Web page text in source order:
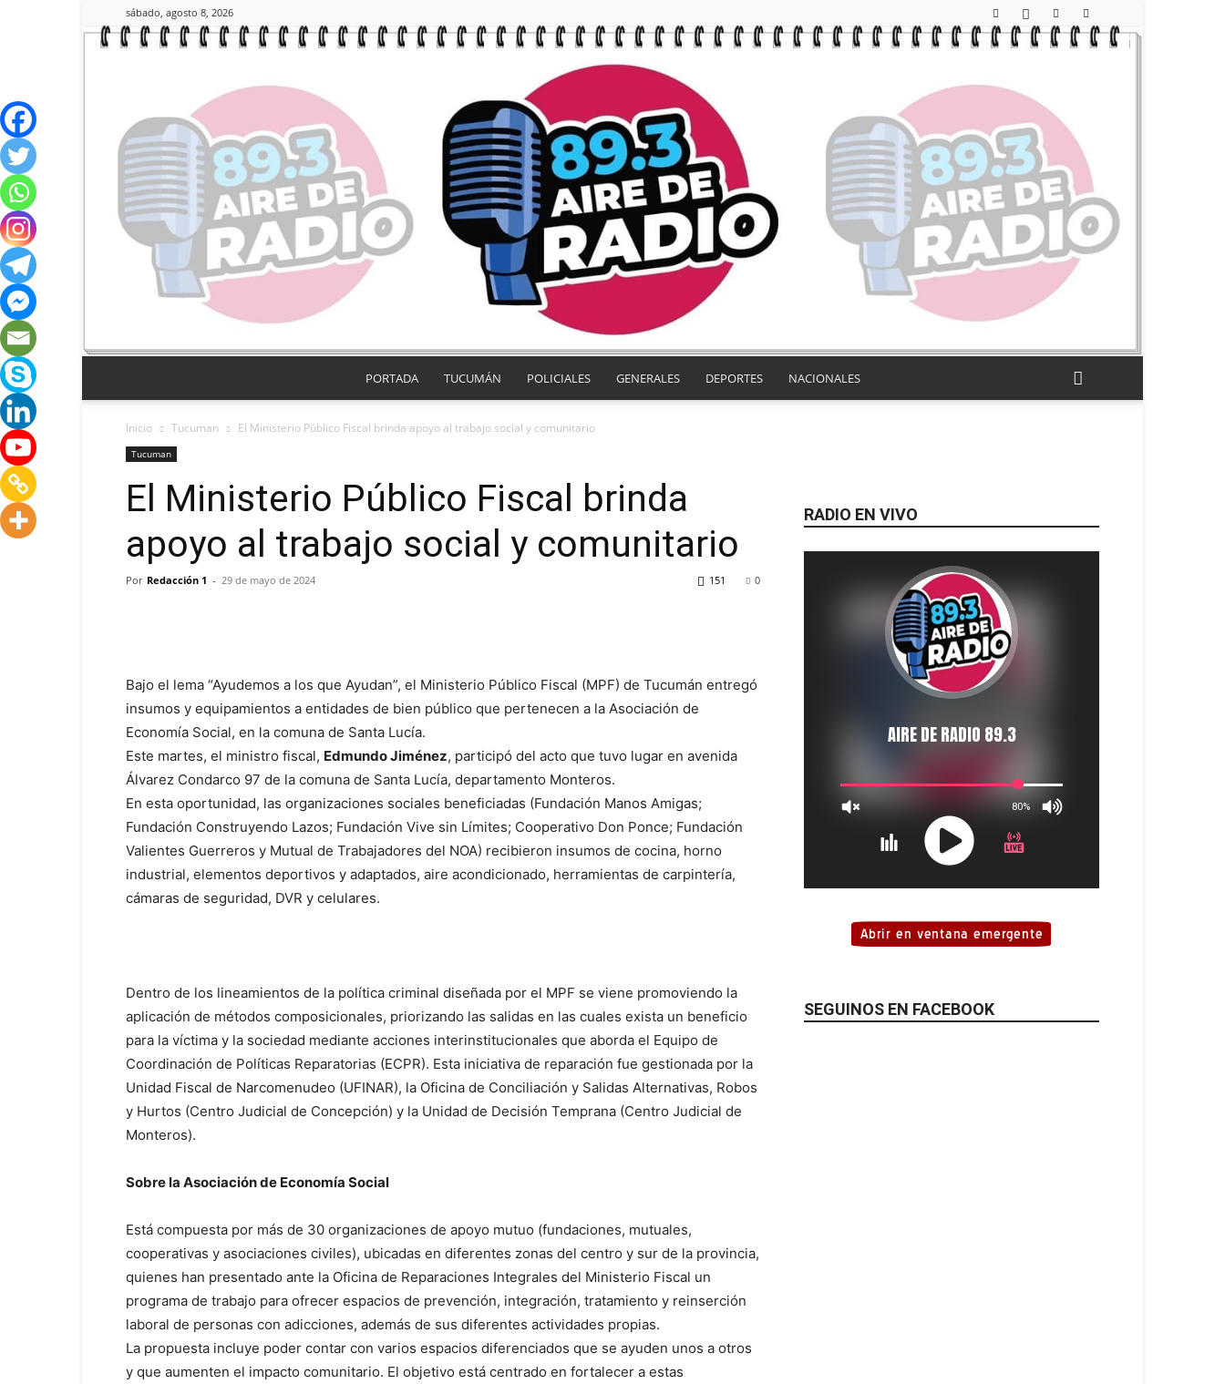
sábado, agosto 8, 2026
PORTADA TUCUMÁN POLICIALES GENERALES DEPORTES NACIONALES
Inicio Tucuman El Ministerio Público Fiscal brinda apoyo al trabajo social y comunitario
Tucuman
El Ministerio Público Fiscal brinda
apoyo al trabajo social y comunitario
Por Redacción 1 - 29 de mayo de 2024 0
151
Bajo el lema “Ayudemos a los que Ayudan”, el Ministerio Público Fiscal (MPF) de Tucumán entregó
insumos y equipamientos a entidades de bien público que pertenecen a la Asociación de
Economía Social, en la comuna de Santa Lucía.
Este martes, el ministro fiscal, Edmundo Jiménez, participó del acto que tuvo lugar en avenida
Álvarez Condarco 97 de la comuna de Santa Lucía, departamento Monteros.
En esta oportunidad, las organizaciones sociales beneficiadas (Fundación Manos Amigas;
Fundación Construyendo Lazos; Fundación Vive sin Límites; Cooperativo Don Ponce; Fundación
Valientes Guerreros y Mutual de Trabajadores del NOA) recibieron insumos de cocina, horno
industrial, elementos deportivos y adaptados, aire acondicionado, herramientas de carpintería,
cámaras de seguridad, DVR y celulares.
Dentro de los lineamientos de la política criminal diseñada por el MPF se viene promoviendo la
aplicación de métodos composicionales, priorizando las salidas en las cuales exista un beneficio
para la víctima y la sociedad mediante acciones interinstitucionales que aborda el Equipo de
Coordinación de Políticas Reparatorias (ECPR). Esta iniciativa de reparación fue gestionada por la
Unidad Fiscal de Narcomenudeo (UFINAR), la Oficina de Conciliación y Salidas Alternativas, Robos
y Hurtos (Centro Judicial de Concepción) y la Unidad de Decisión Temprana (Centro Judicial de
Monteros).
Sobre la Asociación de Economía Social
Está compuesta por más de 30 organizaciones de apoyo mutuo (fundaciones, mutuales,
cooperativas y asociaciones civiles), ubicadas en diferentes zonas del centro y sur de la provincia,
quienes han presentado ante la Oficina de Reparaciones Integrales del Ministerio Fiscal un
programa de trabajo para ofrecer espacios de prevención, integración, tratamiento y reinserción
laboral de personas con adicciones, además de sus diferentes actividades propias.
La propuesta incluye poder contar con varios espacios diferenciados que se ayuden unos a otros
y que aumenten el impacto comunitario. El objetivo está centrado en fortalecer a estas
RADIO EN VIVO
SEGUINOS EN FACEBOOK